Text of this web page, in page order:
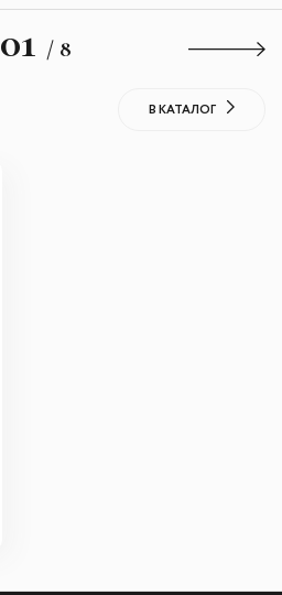
01 / 8
В КАТАЛОГ